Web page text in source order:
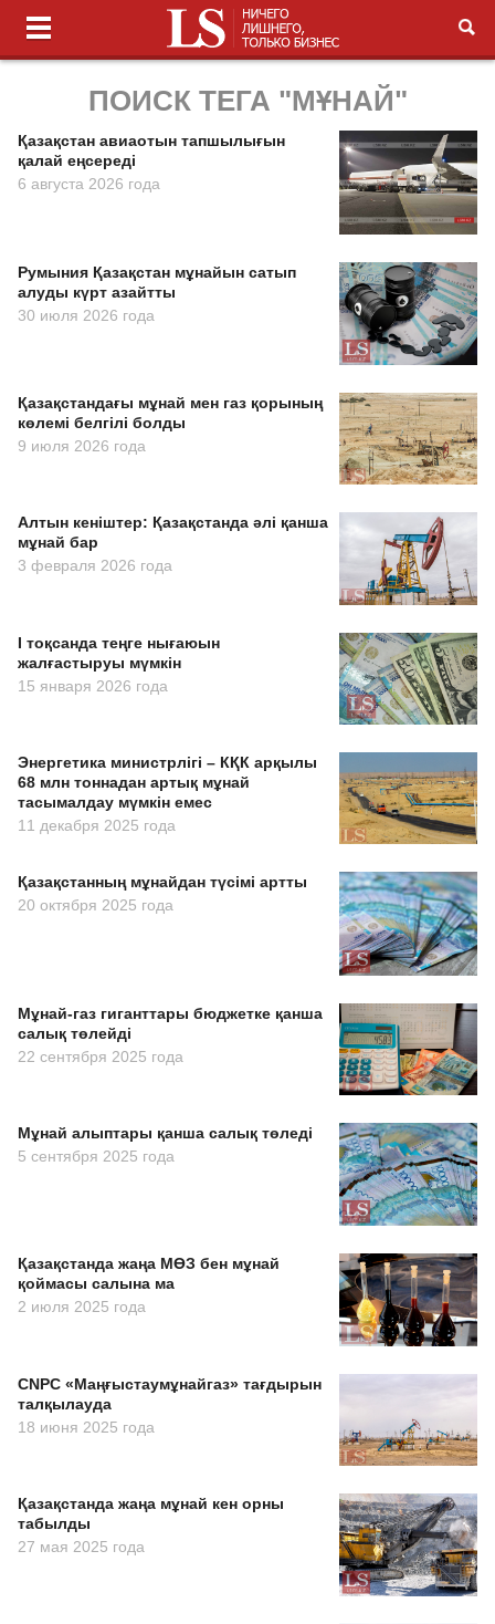
ПОИСК ТЕГА "МҰНАЙ"
Қазақстан авиаотын тапшылығын
қалай еңсереді
6 августа 2026 года
Румыния Қазақстан мұнайын сатып
алуды күрт азайтты
30 июля 2026 года
Қазақстандағы мұнай мен газ қорының
көлемі белгілі болды
9 июля 2026 года
Алтын кеніштер: Қазақстанда әлі қанша
мұнай бар
3 февраля 2026 года
I тоқсанда теңге нығаюын
жалғастыруы мүмкін
15 января 2026 года
Энергетика министрлігі – КҚК арқылы
68 млн тоннадан артық мұнай
тасымалдау мүмкін емес
11 декабря 2025 года
Қазақстанның мұнайдан түсімі артты
20 октября 2025 года
Мұнай-газ гиганттары бюджетке қанша
салық төлейді
22 сентября 2025 года
Мұнай алыптары қанша салық төледі
5 сентября 2025 года
Қазақстанда жаңа МӨЗ бен мұнай
қоймасы салына ма
2 июля 2025 года
CNPC «Маңғыстаумұнайгаз» тағдырын
талқылауда
18 июня 2025 года
Қазақстанда жаңа мұнай кен орны
табылды
27 мая 2025 года